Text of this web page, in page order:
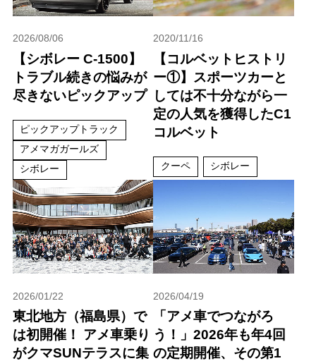
2026/08/06
【シボレー C-1500】
トラブル続きの悩みが
尽きないピックアップ
ピックアップトラック
アメマガガールズ
シボレー
2020/11/16
【コルベットヒストリ
ー①】スポーツカーと
しては不十分ながら一
定の人気を獲得したC1
コルベット
クーペ シボレー
2026/01/22
東北地方（福島県）で
は初開催！ アメ車乗り
がクマSUNテラスに集
2026/04/19
「アメ車でつながろ
う！」2026年も年4回
の定期開催、その第1